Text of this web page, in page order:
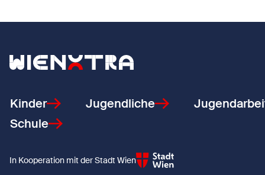
Zurück zur Startseite
Kinder Jugendliche
Schule
In Kooperation mit der Stadt Wien